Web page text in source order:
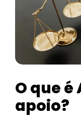
O que
apoio?